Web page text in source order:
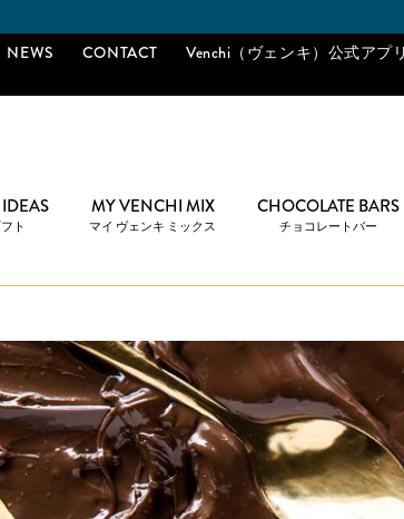
メールマガジンご購
NEWS CONTACT Venchi（ヴェンキ）公式アプリ
ト
MY VENCHI MIX
マイ ヴェンキ ミックス
CHOCOLATE BARS
チョコレートバー